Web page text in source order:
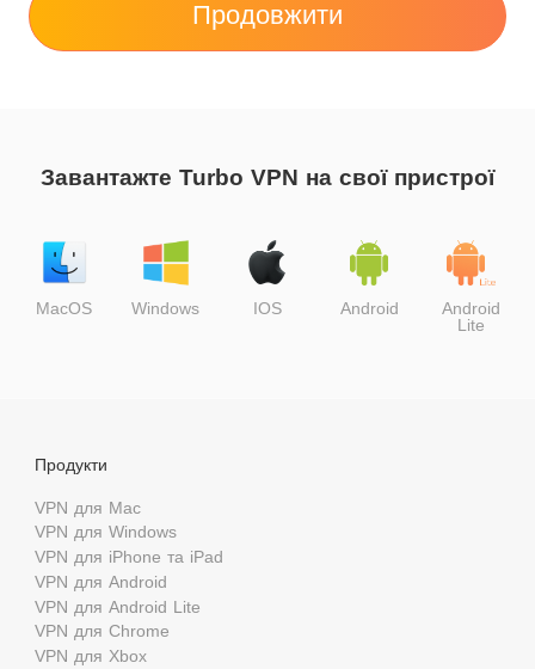
Продовжити
Завантажте Turbo VPN на свої пристрої
MacOS Windows IOS Android
Android
Lite
Продукти
VPN для Mac
VPN для Windows
VPN для iPhone та iPad
VPN для Android
VPN для Android Lite
VPN для Chrome
VPN для Xbox